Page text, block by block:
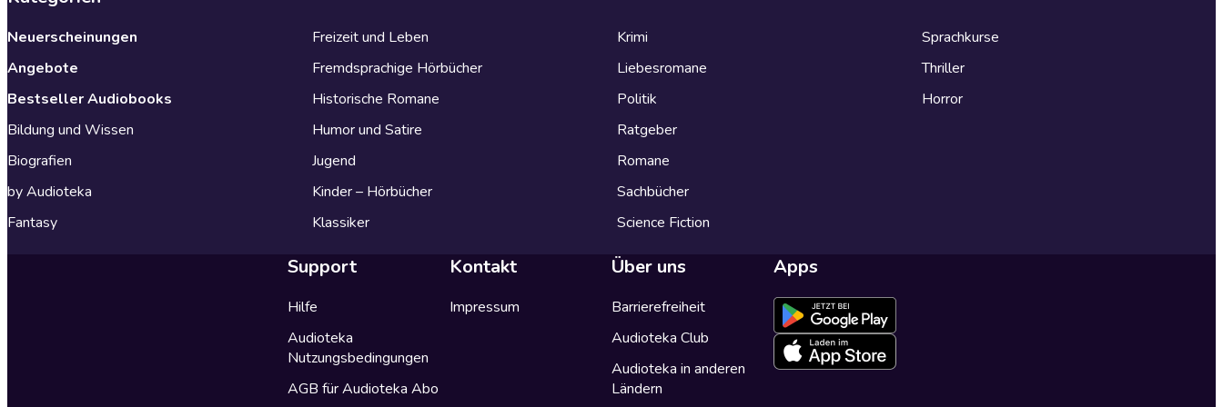
Neuerscheinungen
Angebote
Bestseller Audiobooks
Bildung und Wissen
Biografien
by Audioteka
Fantasy
Freizeit und Leben
Fremdsprachige Hörbücher
Historische Romane
Humor und Satire
Jugend
Kinder – Hörbücher
Klassiker
Krimi
Liebesromane
Politik
Ratgeber
Romane
Sachbücher
Science Fiction
Sprachkurse
Thriller
Horror
Support
Hilfe
Audioteka
Nutzungsbedingungen
AGB für Audioteka Abo
Kontakt
Impressum
Über uns
Barrierefreiheit
Audioteka Club
Audioteka in anderen
Ländern
Apps